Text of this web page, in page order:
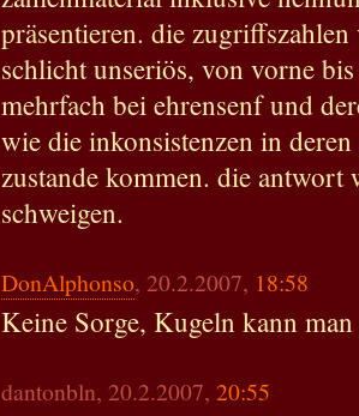
präsentieren. die
schlicht unseriös, von vorne
mehrfach bei ehrensenf und
wie die inkonsistenzen in
zustande kommen. die antwort
schweigen.
DonAlphonso, 20.2.2007, 18:58
Keine Sorge, Kugeln kann
dantonbln, 20.2.2007, 20:55